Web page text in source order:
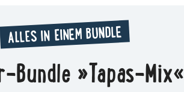
ALLES IN EINEM BUNDLE
Bundle »Tapas-Mix«